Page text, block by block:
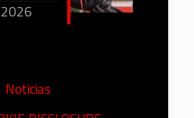
Noticias